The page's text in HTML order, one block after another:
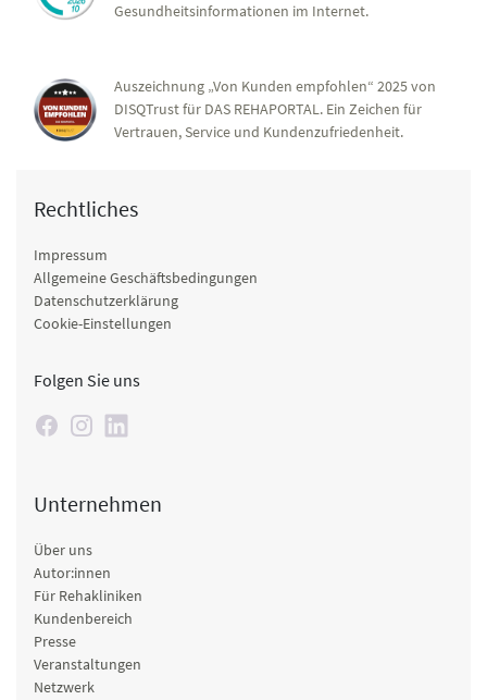
Gesundheitsinformationen im Internet.
Auszeichnung „Von Kunden empfohlen“ 2025 von
DISQTrust für DAS REHAPORTAL. Ein Zeichen für
Vertrauen, Service und Kundenzufriedenheit.
Rechtliches
Impressum
Allgemeine Geschäftsbedingungen
Datenschutzerklärung
Cookie-Einstellungen
Folgen Sie uns
Unternehmen
Über uns
Autor:innen
Für Rehakliniken
Kundenbereich
Presse
Veranstaltungen
Netzwerk